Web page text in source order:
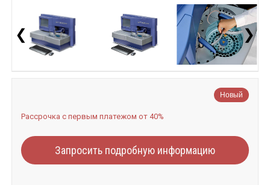
❮ ❯
Новый
Рассрочка с первым платежом от 40%
Запросить подробную информацию